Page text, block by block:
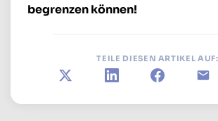
begrenzen können!
TEILE DIESEN ARTIKEL AUF:
X LinkedInFacebook
E-